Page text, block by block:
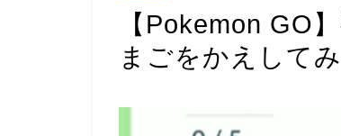
【Pokemon
まごをかえしてみ